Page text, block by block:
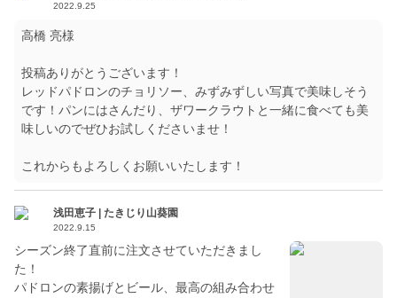
2022.9.25
高橋 亮様
投稿ありがとうございます！
レッドパドロンのチョリソー、みずみずしい写真で美味しそう
です！パンにはさんだり、ザワークラウトと一緒に食べても美
味しいのでぜひお試しくださいませ！
これからもよろしくお願いいたします！
浅田恵子 | たきじり山葵園
2022.9.15
シーズン終了直前に注文させていただきまし
た！
パドロンの素揚げとビール、最高の組み合わせ